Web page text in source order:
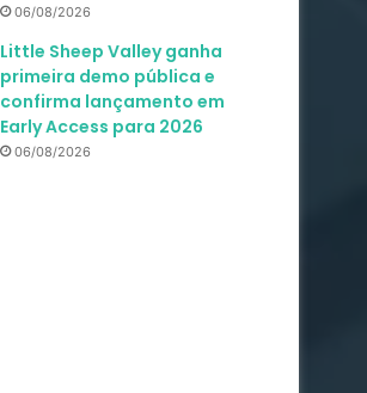
06/08/2026
Little Sheep Valley ganha
primeira demo pública e
confirma lançamento em
Early Access para 2026
06/08/2026